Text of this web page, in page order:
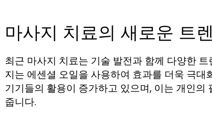
마사지 치료의 새로운 트
최근 마사지 치료는 기술 발전과 함께 다양한
지는 에센셜 오일을 사용하여 효과를 더욱 극
기기들의 활용이 증가하고 있으며, 이는 개인
줍니다.